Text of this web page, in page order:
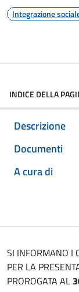
Integrazione
INDICE DELLA
Descrizione
Documenti
A cura di
SI INFORMANO I
PER LA
PROROGATA AL